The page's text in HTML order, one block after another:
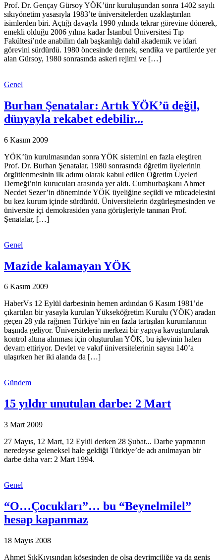
Prof. Dr. Gençay Gürsoy YÖK’ünr kuruluşundan sonra 1402 sayılı
sıkıyönetim yasasıyla 1983’te üniversitelerden uzaklaştırılan
isimlerden biri. Açtığı davayla 1990 yılında tekrar görevine dönerek,
emekli olduğu 2006 yılına kadar İstanbul Üniversitesi Tıp
Fakültesi’nde anabilim dalı başkanlığı dahil akademik ve idari
görevini sürdürdü. 1980 öncesinde dernek, sendika ve partilerde yer
alan Gürsoy, 1980 sonrasında askeri rejimi ve […]
Genel
Burhan Şenatalar: Artık YÖK’ü değil,
dünyayla rekabet edebilir...
6 Kasım 2009
YÖK’ün kurulmasından sonra YÖK sistemini en fazla eleştiren
Prof. Dr. Burhan Şenatalar, 1980 sonrasında öğretim üyelerinin
örgütlenmesinin ilk adımı olarak kabul edilen Öğretim Üyeleri
Derneği’nin kurucuları arasında yer aldı. Cumhurbaşkanı Ahmet
Necdet Sezer’in döneminde YÖK üyeliğine seçildi ve mücadelesini
bu kez kurum içinde sürdürdü. Üniversitelerin özgürleşmesinden ve
üniversite içi demokrasiden yana görüşleriyle tanınan Prof.
Şenatalar, […]
Genel
Mazide kalamayan YÖK
6 Kasım 2009
HaberVs 12 Eylül darbesinin hemen ardından 6 Kasım 1981’de
çıkartılan bir yasayla kurulan Yükseköğretim Kurulu (YÖK) aradan
geçen 28 yıla rağmen Türkiye’nin en fazla tartışılan kurumlarının
başında geliyor. Üniversitelerin merkezi bir yapıya kavuşturularak
kontrol altına alınması için oluşturulan YÖK, bu işlevinin halen
devam ettiriyor. Devlet ve vakıf üniversitelerinin sayısı 140’a
ulaşırken her iki alanda da […]
Gündem
15 yıldır unutulan darbe: 2 Mart
3 Mart 2009
27 Mayıs, 12 Mart, 12 Eylül derken 28 Şubat... Darbe yapmanın
neredeyse geleneksel hale geldiği Türkiye’de adı anılmayan bir
darbe daha var: 2 Mart 1994.
Genel
“O…Çocukları”… bu “Beynelmilel”
hesap kapanmaz
18 Mayıs 2008
Ahmet ŞıkKıyısından köşesinden de olsa devrimciliğe ya da geniş